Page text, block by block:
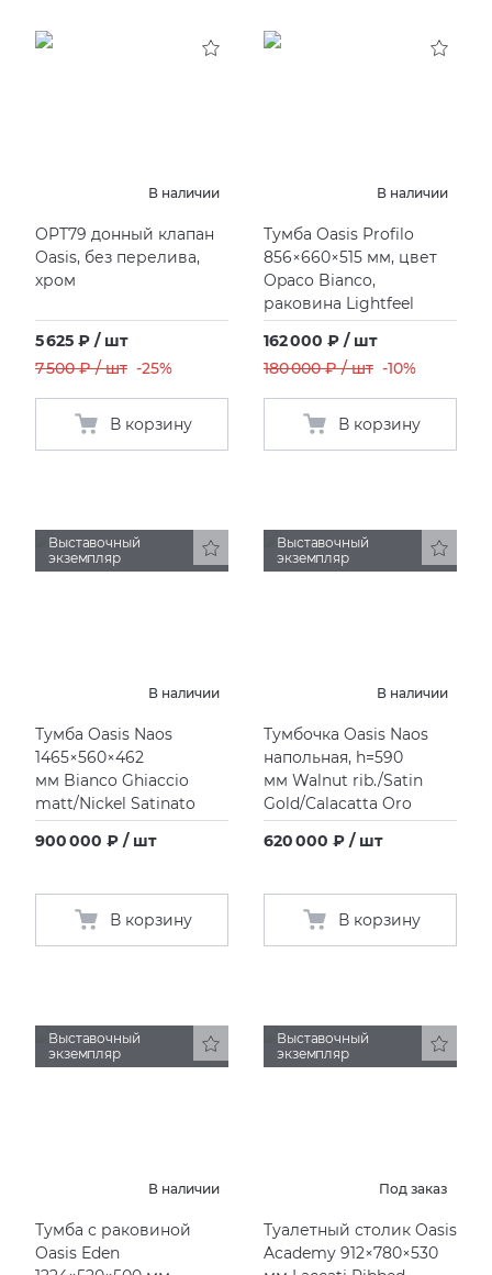
В наличии
OPT79 донный клапан
Oasis, без перелива,
хром
5 625 ₽ / шт
7 500 ₽ / шт -25%
В корзину
В наличии
Тумба Oasis Profilo
856×660×515 мм, цвет
Opaco Bianco,
раковина Lightfeel
162 000 ₽ / шт
180 000 ₽ / шт -10%
В корзину
Выставочный
экземпляр
В наличии
Тумба Oasis Naos
1465×560×462
мм Bianco Ghiaccio
matt/Nickel Satinato
900 000 ₽ / шт
В корзину
Выставочный
экземпляр
В наличии
Тумбочка Oasis Naos
напольная, h=590
мм Walnut rib./Satin
Gold/Calacatta Oro
620 000 ₽ / шт
В корзину
Выставочный
экземпляр
В наличии
Тумба с раковиной
Oasis Eden
Выставочный
экземпляр
Под заказ
Туалетный столик Oasis
Academy 912×780×530